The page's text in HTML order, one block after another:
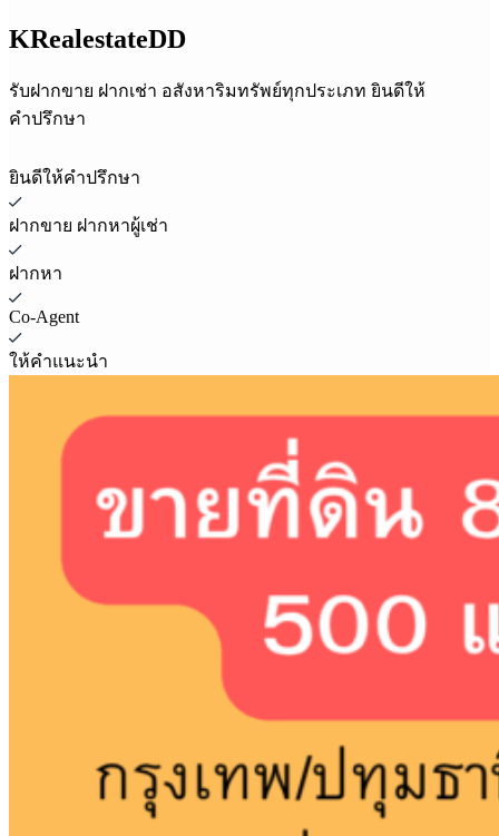
KRealestateDD
รับฝากขาย ฝากเช่า อสังหาริมทรัพย์ทุกประเภท ยินดีให้
คำปรึกษา
ยินดีให้คำปรึกษา
ฝากขาย ฝากหาผู้เช่า
ฝากหา
Co-Agent
ให้คำแนะนำ